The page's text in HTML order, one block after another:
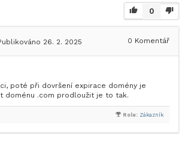
0
26. 2. 2025 0 Komentář
poté při dovršení expirace domény je
doménu .com prodloužit je to tak.
Role: Zákazník